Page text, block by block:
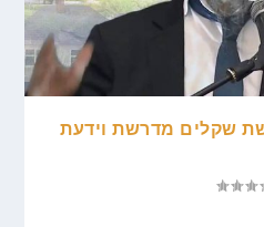
שיעור 5 פרשת שקלים מדרשת וידעת